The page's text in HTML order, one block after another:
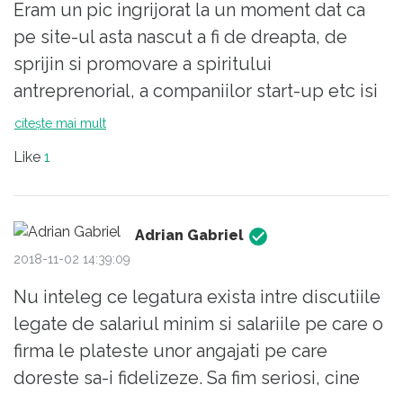
sociali;
2. Când nu poți să concediezi, reduci salariile
mari, ceea ce face ca angajații pricepuți să
companie; problema este că aceștia aleg de
multe ori să schimbe inclusiv țara...
Eram un pic ingrijorat la un moment dat ca
pe site-ul asta nascut a fi de dreapta, de
sprijin si promovare a spiritului
antreprenorial, a companiilor start-up etc isi
facusera incet incet aparitia tot felul de
pacate) de articole si ca ponderea acestora
devine ingrijorator de mare.
Majoritatea comentariilor de mai jos mi-au
destui romani cu gandire sanatoasa
capitalista.
De aceea felicitari pentru comentarii Adr.
Gabriel, M. Popesco, Common Reader
citește mai mult
Like 1
Adrian Gabriel
2018-11-02 14:39:09
Nu inteleg ce legatura exista intre discutiile
legate de salariul minim si salariile pe care o
firma le plateste unor angajati pe care
doreste sa-i fidelizeze. Sa fim seriosi, cine